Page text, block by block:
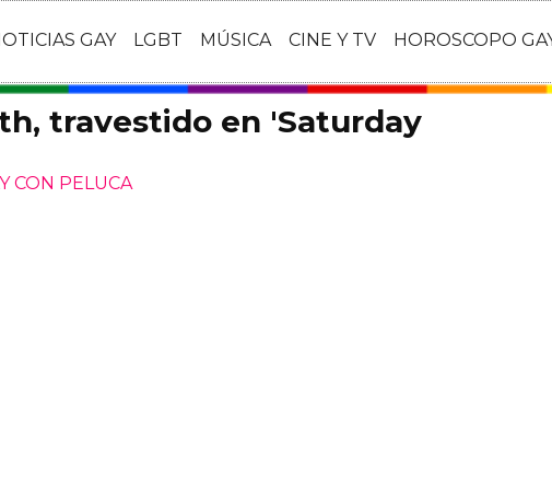
GAY LGBT MÚSICA CINE Y TV HOROSCOPO
travestido en 'Saturday
CON PELUCA